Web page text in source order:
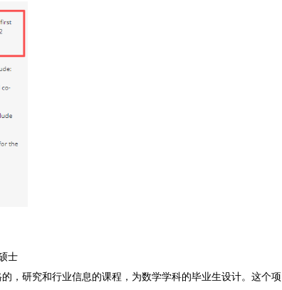
士
，研究和行业信息的课程，为数学学科的毕业生设计。这个项